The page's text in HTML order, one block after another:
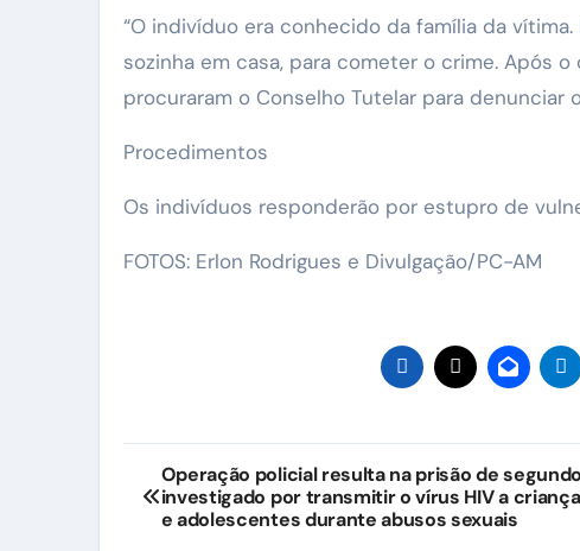
“O indivíduo era conhecido da família da
sozinha em casa, para cometer o crime. Após
procuraram o Conselho Tutelar para denunciar
Procedimentos
Os indivíduos responderão por estupro de
FOTOS: Erlon Rodrigues e Divulgação/PC-AM
Navegação
de
Operação policial resulta na prisão de segundo
investigado por transmitir o vírus HIV a
e adolescentes durante abusos sexuais